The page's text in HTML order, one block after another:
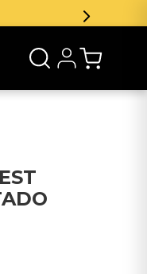
desconto na sua